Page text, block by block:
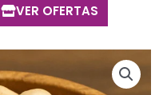
VER OFERTAS